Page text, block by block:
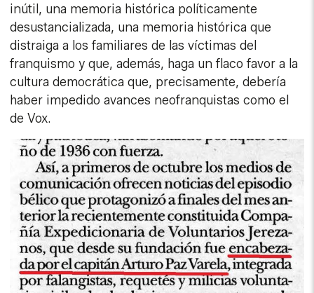
inútil, una memoria histórica políticamente
desustancializada, una memoria histórica que
distraiga a los familiares de las víctimas del
franquismo y que, además, haga un flaco favor a la
cultura democrática que, precisamente, debería
haber impedido avances neofranquistas como el
de Vox.